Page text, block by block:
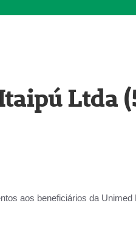
Ltda
aos beneficiários da Unimed